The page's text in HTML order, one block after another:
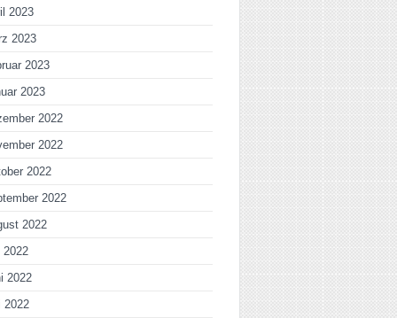
2023
2023
2023
2023
2022
2022
2022
2022
2022
2022
2022
2022